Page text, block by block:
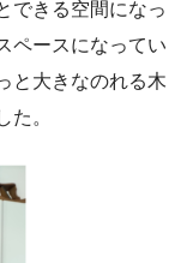
できる空間になっ
ペースになってい
と大きなのれる木
た。